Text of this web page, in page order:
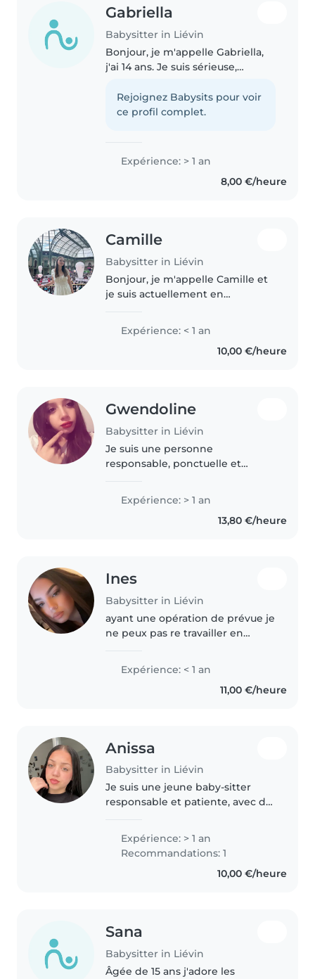
Gabriella
Babysitter in Liévin
Bonjour, je m'appelle Gabriella,
j'ai 14 ans. Je suis sérieuse,
enfants. Je peux jouer avec eux,
faire des activités et les aider
Rejoignez Babysits pour voir
ce profil complet.
Expérience: > 1 an
8,00 €/heure
Camille
Babysitter in Liévin
Bonjour, je m'appelle Camille et
je suis actuellement en
licence en professorat des écoles
à la rentrée. J'ai une grande
famille et j'ai toujours..
Expérience: < 1 an
10,00 €/heure
Gwendoline
Babysitter in Liévin
Je suis une personne
responsable, ponctuelle et
contact avec des enfants et
j'adore proposer des activités
créatives, des activités
Expérience: > 1 an
13,80 €/heure
Ines
Babysitter in Liévin
ayant une opération de prévue je
ne peux pas re travailler en
l'expérience avec les enfants,
j'adore les travaux manuels ou..
Expérience: < 1 an
11,00 €/heure
Anissa
Babysitter in Liévin
Je suis une jeune baby-sitter
responsable et patiente, avec de
principalement avec des tout-
petits et des enfants d'âge
Expérience: > 1 an
Recommandations: 1
10,00 €/heure
Sana
Babysitter in Liévin
Âgée de 15 ans j'adore les